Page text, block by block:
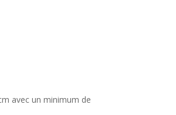
avec un minimum de